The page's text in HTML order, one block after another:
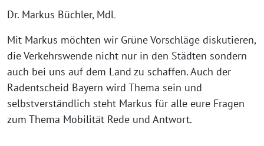
Dr. Markus Büchler, MdL
Mit Markus möchten wir Grüne Vorschläge diskutieren,
die Verkehrswende nicht nur in den Städten sondern
auch bei uns auf dem Land zu schaffen. Auch der
Radentscheid Bayern wird Thema sein und
selbstverständlich steht Markus für alle eure Fragen
zum Thema Mobilität Rede und Antwort.